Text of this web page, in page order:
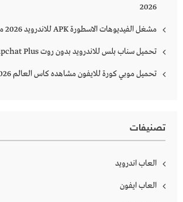
2026
مشغل الفيديوهات الاسطورة APK للاندرويد 2026 مجانا
تحميل سناب بلس للاندرويد بدون روت Snapchat Plus‏ عربي 2026
تحميل موبي كورة للايفون مشاهده كاس العالم 2026 بالعربي
تصنيفات
العاب اندرويد
العاب ايفون